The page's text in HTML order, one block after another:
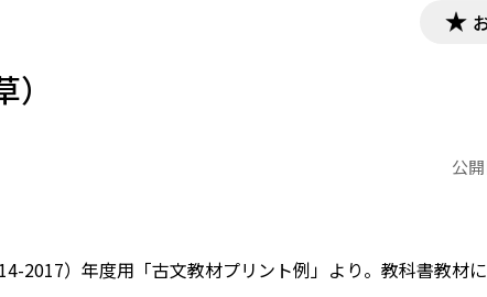
公開
2017）年度用「古文教材プリント例」より。教科書教材